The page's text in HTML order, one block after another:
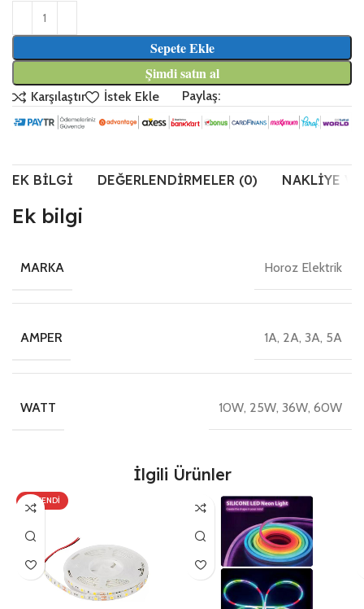
Sepete Ekle
Şimdi satın al
Karşılaştır İstek Ekle Paylaş:
EK BILGI DEĞERLENDIRMELER (0) NAKLIYE
Ek bilgi
MARKA Horoz Elektrik
AMPER 1A, 2A, 3A, 5A
WATT 10W, 25W, 36W, 60W
İlgili Ürünler
TÜKENDI